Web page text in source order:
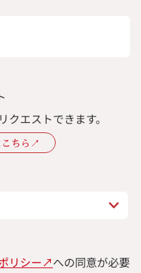
エストできます。
こちら↗︎
リシー↗︎への同意が必要